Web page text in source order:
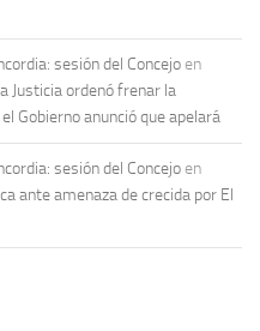
sesión del Concejo en
Justicia ordenó frenar la
Gobierno anunció que apelará
sesión del Concejo en
ante amenaza de crecida por El